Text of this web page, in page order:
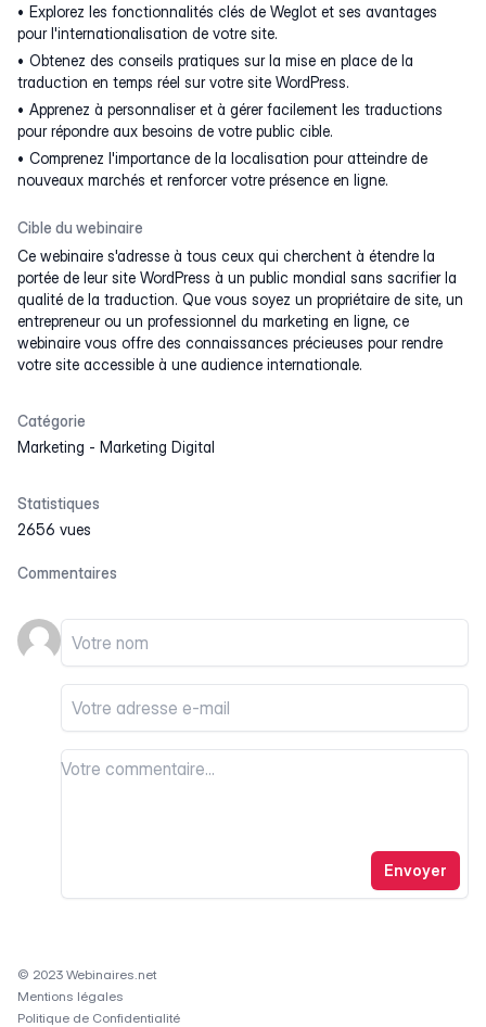
Explorez les fonctionnalités clés de Weglot et ses avantages
pour l'internationalisation de votre site.
Obtenez des conseils pratiques sur la mise en place de la
traduction en temps réel sur votre site WordPress.
Apprenez à personnaliser et à gérer facilement les traductions
pour répondre aux besoins de votre public cible.
Comprenez l'importance de la localisation pour atteindre de
nouveaux marchés et renforcer votre présence en ligne.
Cible du webinaire
Ce webinaire s'adresse à tous ceux qui cherchent à étendre la
portée de leur site WordPress à un public mondial sans sacrifier la
qualité de la traduction. Que vous soyez un propriétaire de site, un
entrepreneur ou un professionnel du marketing en ligne, ce
webinaire vous offre des connaissances précieuses pour rendre
votre site accessible à une audience internationale.
Catégorie
Marketing - Marketing Digital
Statistiques
2656 vues
Commentaires
Votre nom
Votre email
Votre commentaire
Votre commentaire
Envoyer
© 2023 Webinaires.net
Mentions légales
Politique de Confidentialité